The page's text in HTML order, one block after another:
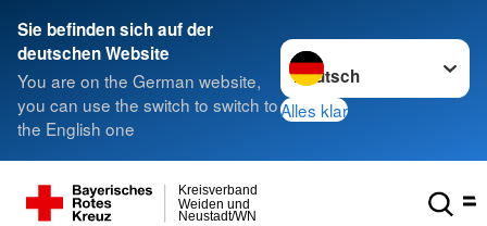
Sie befinden sich auf der
deutschen Website
You are on the German website,
you can use the switch to switch to
the English one
Sprache wechseln zu
Alles klar
Neustadt/WN
Weiden und
Kreisverband